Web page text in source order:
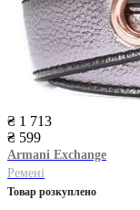
₴ 1 713
₴ 599
Armani Exchange
Ремені
Товар розкуплено